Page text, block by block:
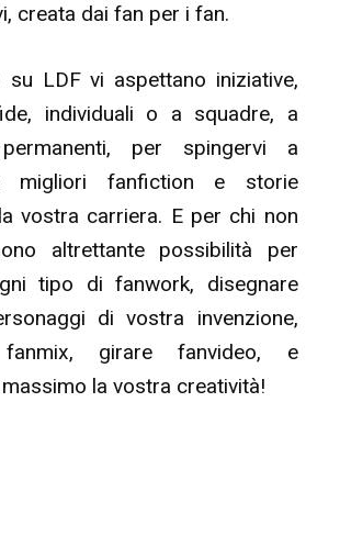
creata dai fan per i fan.
su LDF vi aspettano iniziative,
individuali o a squadre, a
per spingervi a
migliori fanfiction e storie
vostra carriera. E per chi non
altrettante possibilità per
tipo di fanwork, disegnare
di vostra invenzione,
fanmix, girare fanvideo, e
la vostra creatività!